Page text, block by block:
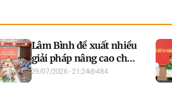
Lâm Bình đề xuất nhiều
giải pháp nâng cao chất
lượng xây dựng lực
lượng dân quân tự vệ
29/07/2026 - 21:24 484